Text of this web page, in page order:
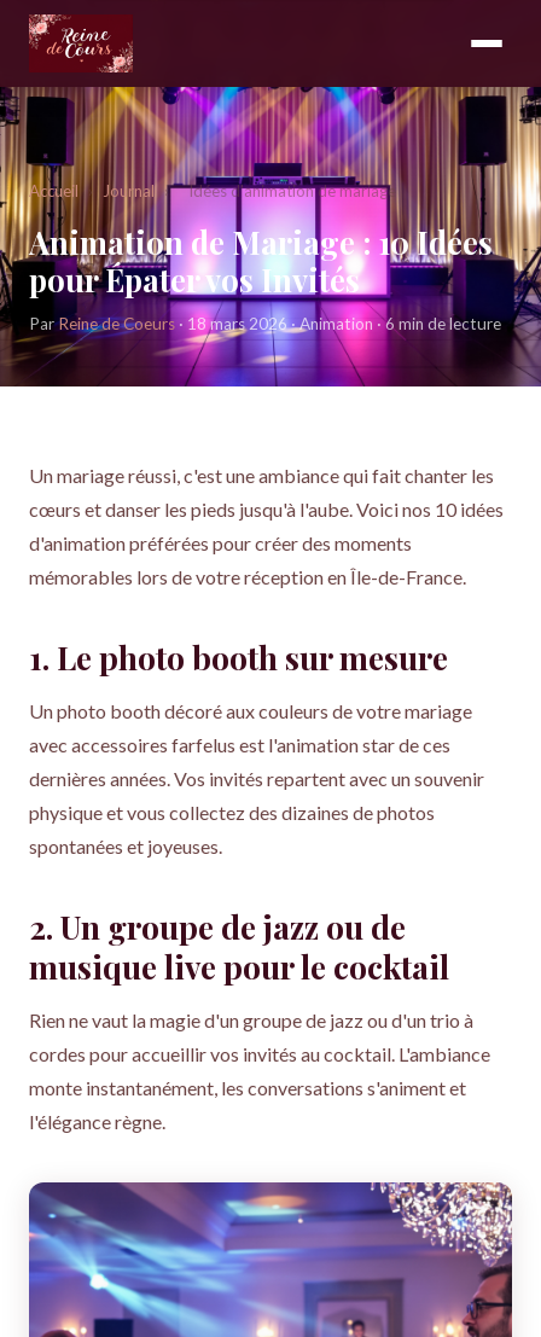
Accueil › Journal › Idées d'animation de mariage
Animation de Mariage : 10 Idées
pour Épater vos Invités
ParReine de Coeurs · 18 mars 2026 · Animation · 6 min de lecture
Un mariage réussi, c'est une ambiance qui fait chanter les
cœurs et danser les pieds jusqu'à l'aube. Voici nos 10 idées
d'animation préférées pour créer des moments
mémorables lors de votre réception en Île-de-France.
1. Le photo booth sur mesure
Un photo booth décoré aux couleurs de votre mariage
avec accessoires farfelus est l'animation star de ces
dernières années. Vos invités repartent avec un souvenir
physique et vous collectez des dizaines de photos
spontanées et joyeuses.
2. Un groupe de jazz ou de
musique live pour le cocktail
Rien ne vaut la magie d'un groupe de jazz ou d'un trio à
cordes pour accueillir vos invités au cocktail. L'ambiance
monte instantanément, les conversations s'animent et
l'élégance règne.